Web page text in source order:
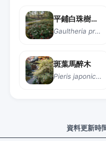
平鋪白珠樹（冬青油樹）
Gaultheria procumbens
斑葉馬醉木
Pieris japonica 'Variegata'
資料更新時